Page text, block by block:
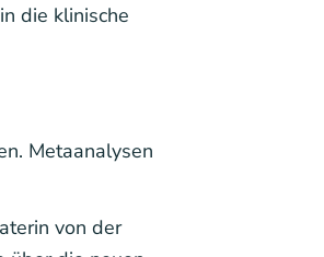
die klinische
Metaanalysen
von der